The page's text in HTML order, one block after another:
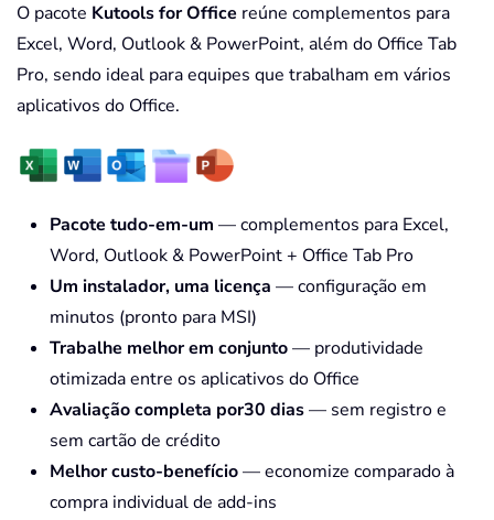
O pacote Kutools for Office reúne complementos para
Excel, Word, Outlook & PowerPoint, além do Office Tab
Pro, sendo ideal para equipes que trabalham em vários
aplicativos do Office.
Pacote tudo-em-um — complementos para Excel,
Word, Outlook & PowerPoint + Office Tab Pro
Um instalador, uma licença — configuração em
minutos (pronto para MSI)
Trabalhe melhor em conjunto— produtividade
otimizada entre os aplicativos do Office
Avaliação completa por30 dias— sem registro e
sem cartão de crédito
Melhor custo-benefício— economize comparado à
compra individual de add-ins